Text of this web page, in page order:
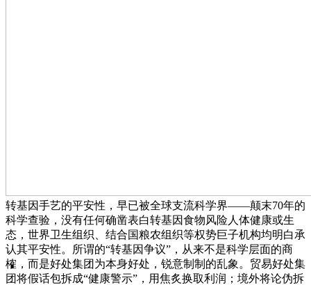
转基因手艺的平安性，早已被全球支流科学界——颠末70年的
科学查验，没有任何确凿表白转基因食物风险人体健康或生
态，世界卫生组织、结合国粮农组织等权势巨子机构均明白承
认其平安性。所谓的“转基因争议”，从来不是科学层面的商
榷，而是好处集团为本身好处，锐意制制的乱象。贸易好处集
团将假话包拆成“健康警示”，用焦炙换取利润；境外将论伪拆